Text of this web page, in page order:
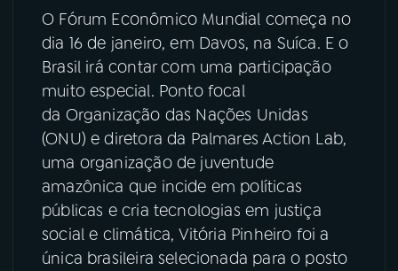
08 FESTIVAL DE MÚSICA
YouTube Facebook
Instagram X
TikTok
O Fórum Econômico Mundial começa no
dia 16 de janeiro, em Davos, na Suíca. E o
Brasil irá contar com uma participação
muito especial. Ponto focal
da Organização das Nações Unidas
(ONU) e diretora da Palmares Action Lab,
uma organização de juventude
amazônica que incide em políticas
públicas e cria tecnologias em justiça
social e climática, Vitória Pinheiro foi a
única brasileira selecionada para o posto